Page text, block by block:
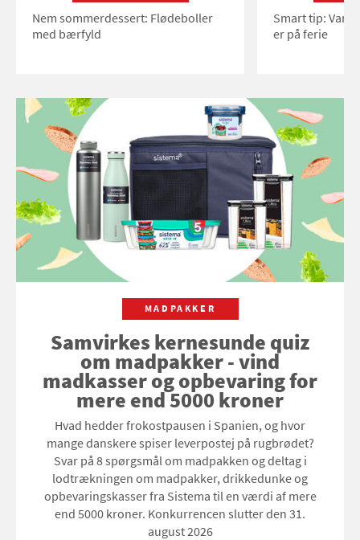
Nem sommerdessert: Flødeboller
med bærfyld
Smart tip:
er på ferie
MADPAKKER
Samvirkes kernesunde quiz
om madpakker - vind
madkasser og opbevaring for
mere end 5000 kroner
Hvad hedder frokostpausen i Spanien, og hvor
mange danskere spiser leverpostej på rugbrødet?
Svar på 8 spørgsmål om madpakken og deltag i
lodtrækningen om madpakker, drikkedunke og
opbevaringskasser fra Sistema til en værdi af mere
end 5000 kroner. Konkurrencen slutter den 31.
august 2026